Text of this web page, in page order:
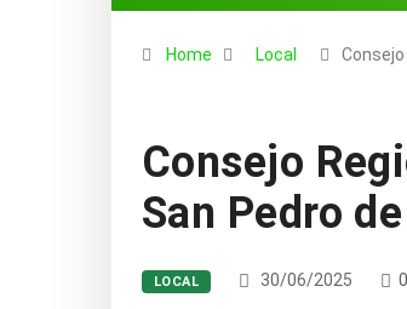
Home Local
Consejo
San Pedro
LOCAL 30/06/2025 0